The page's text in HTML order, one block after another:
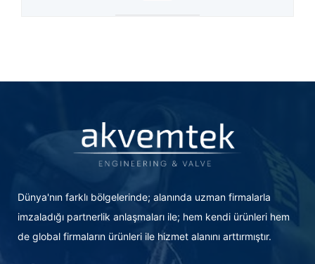
Dünya'nın farklı bölgelerinde; alanında uzman firmalarla
imzaladığı partnerlik anlaşmaları ile; hem kendi ürünleri hem
de global firmaların ürünleri ile hizmet alanını arttırmıştır.